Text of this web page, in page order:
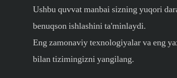
Ushbu quvvat manbai sizning yuqori
benuqson ishlashini ta'minlaydi.
Eng zamonaviy texnologiyalar va eng
bilan tizimingizni yangilang.